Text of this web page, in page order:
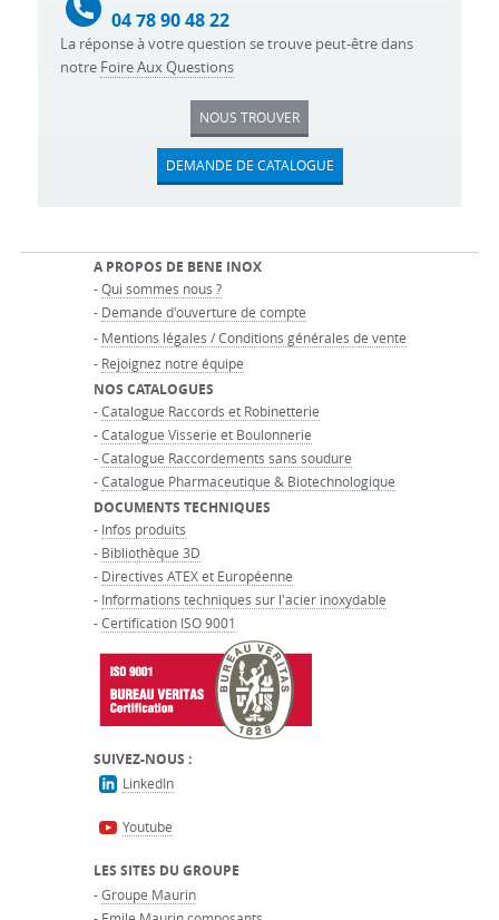
04 78 90 48 22
La réponse à votre question se trouve peut-être dans
notre Foire Aux Questions
NOUS TROUVER
DEMANDE DE CATALOGUE
A PROPOS DE BENE INOX
-Qui sommes nous ?
- Demande d'ouverture de compte
- Mentions légales / Conditions générales de vente
- Rejoignez notre équipe
NOS CATALOGUES
-Catalogue Raccords et Robinetterie
-Catalogue Visserie et Boulonnerie
-Catalogue Raccordements sans soudure
-Catalogue Pharmaceutique & Biotechnologique
DOCUMENTS TECHNIQUES
- Infos produits
- Bibliothèque 3D
- Directives ATEX et Européenne
- Informations techniques sur l'acier inoxydable
-Certification ISO 9001
SUIVEZ-NOUS :
LinkedIn
Youtube
LES SITES DU GROUPE
-Groupe Maurin